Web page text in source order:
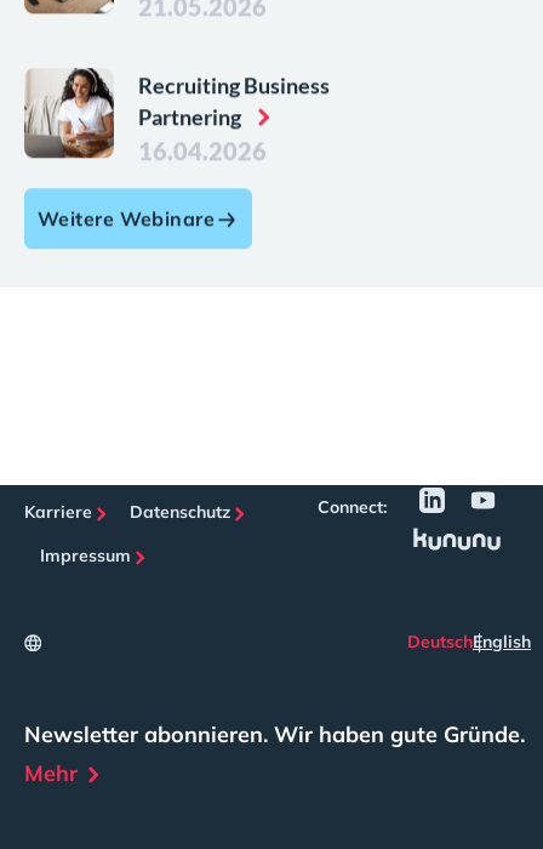
21.05.2026
Recruiting Business
Partnering
16.04.2026
Weitere Webinare
Karriere
Datenschutz
Impressum
Connect:
DeutschEnglish
Newsletter abonnieren. Wir haben gute Gründe.
Mehr